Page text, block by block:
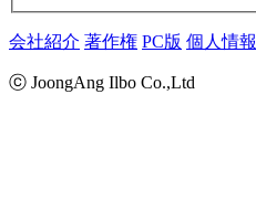
会社紹介 著作権 PC版 個人情報
ⓒ JoongAng Ilbo Co.,Ltd